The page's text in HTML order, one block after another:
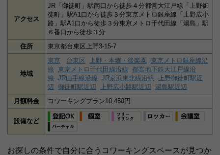
アクセス
JR「御徒町」駅南口から徒歩４分都営大江戸線「上野御
徒町」駅A1口から徒歩３分東京メトロ銀座線「上野広小
路」駅A1口から徒歩３分東京メトロ千代田線「湯島」駅
６番口から徒歩３分
住所
東京都台東区上野3-15-7
地域
東京 台東区 上野・本郷・後楽園
東京メトロ銀座線沿
線
東京メトロ千代田線沿線 都営地下鉄大江戸線沿
線 JR山手線沿線 JR京浜東北線沿線
上野御徒町駅近
辺
御徒町駅近辺 上野広小路駅近辺
湯島駅近辺
月額料金
コワーキングプラン10,450円
設備など
お探しの条件で自分に合うコワーキングスペースが見つか